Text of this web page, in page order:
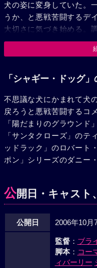
犬の姿に変身していた。
うか、と悪戦苦闘するデ
大切さに気づき始める。
グラント社の邪悪な科学
ト・ダウニー・Jr.）によ
きるのだろうか？ 家族
「シャギー・ドッグ
不思議な犬にかまれて犬
戻ろうと悪戦苦闘するコ
「陽だまりのグラウンド
「サンタクローズ」のテ
ッドラック」のロバート
ポン」シリーズのダニー
公開日・キャスト
公開日 2006年10月
監督： ブラ
脚本： コー
ィバーリー